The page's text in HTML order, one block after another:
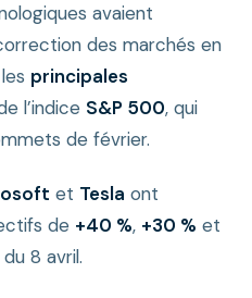
avaient
des marchés en
principales
l’indice S&P 500, qui
de février.
et Tesla ont
de +40 %, +30 % et
8 avril.